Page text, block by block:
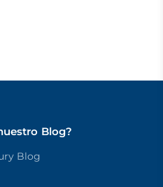
Blog?
Blog